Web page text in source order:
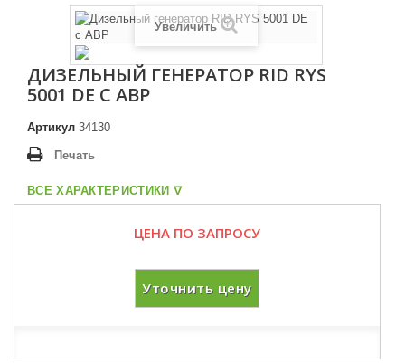
Увеличить
ДИЗЕЛЬНЫЙ ГЕНЕРАТОР RID RYS
5001 DE С АВР
Артикул 34130
Печать
ВСЕ ХАРАКТЕРИСТИКИ ᐁ
ЦЕНА ПО ЗАПРОСУ
Уточнить цену